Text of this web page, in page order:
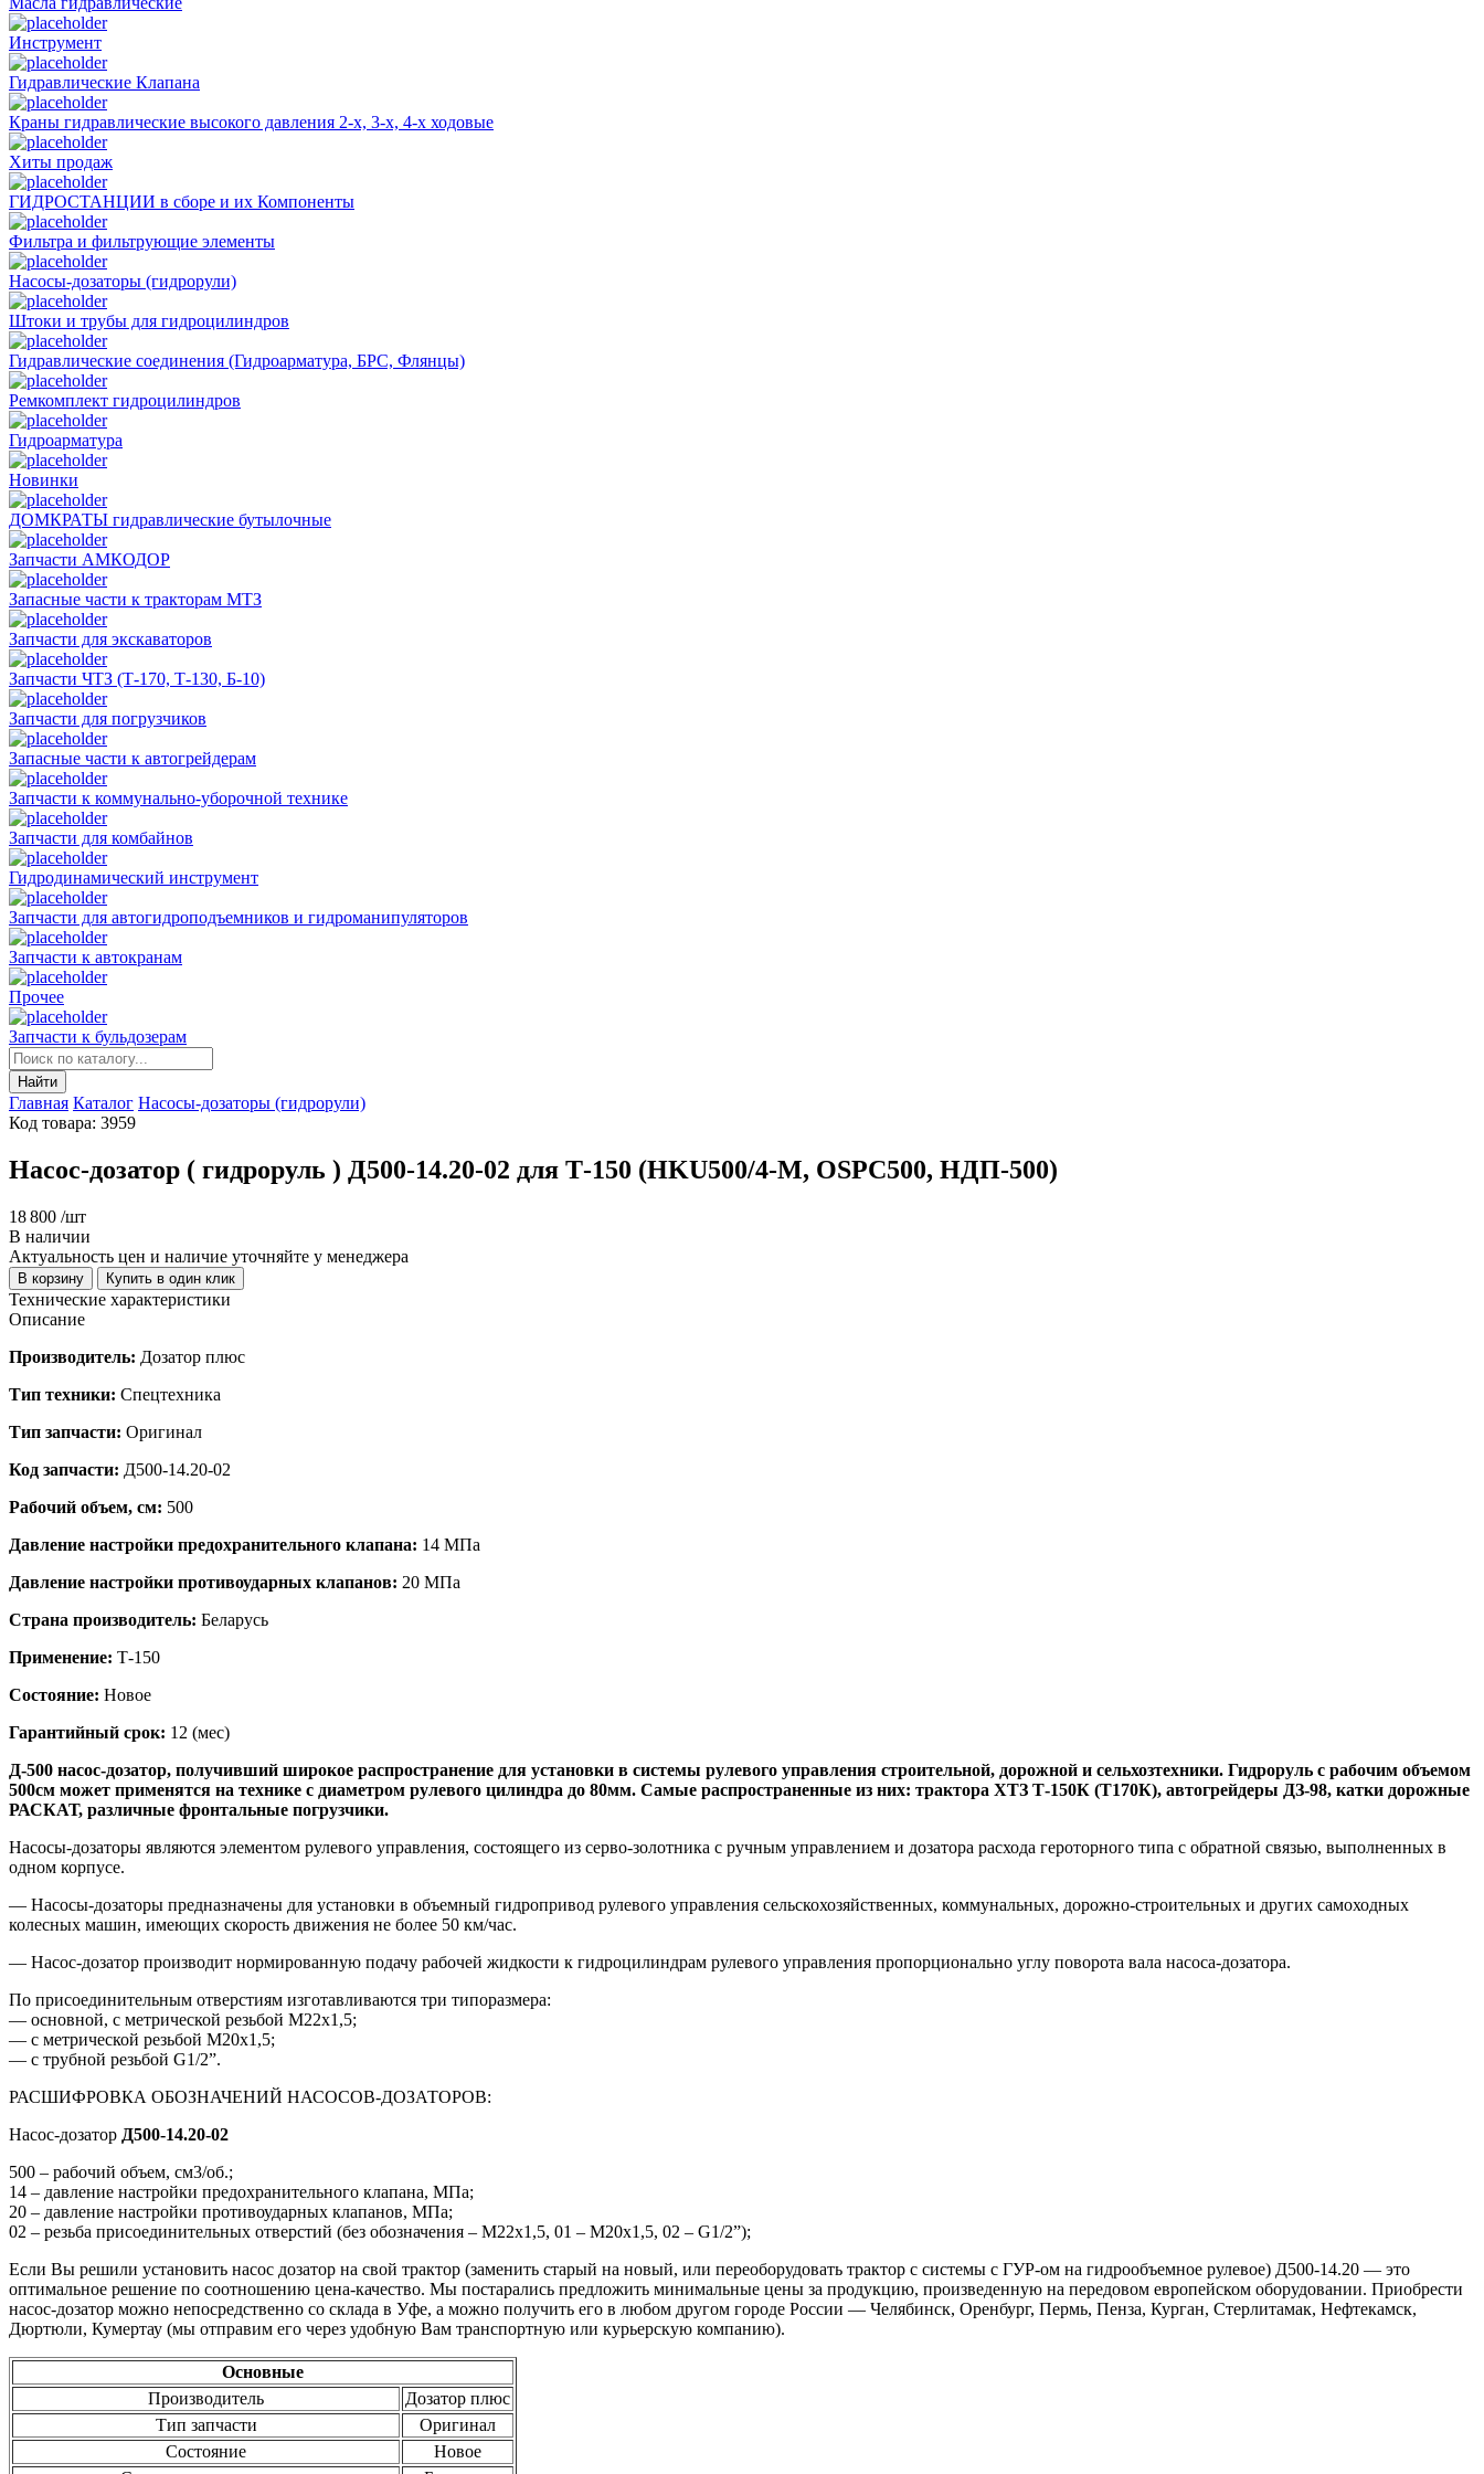
Инструмент
Гидравлические Клапана
Краны гидравлические высокого давления 2-х, 3-х, 4-х ходовые
Хиты продаж
ГИДРОСТАНЦИИ в сборе и их Компоненты
Фильтра и фильтрующие элементы
Насосы-дозаторы (гидрорули)
Штоки и трубы для гидроцилиндров
Гидравлические соединения (Гидроарматура, БРС, Флянцы)
Ремкомплект гидроцилиндров
Гидроарматура
Новинки
ДОМКРАТЫ гидравлические бутылочные
Запчасти АМКОДОР
Запасные части к тракторам МТЗ
Запчасти для экскаваторов
Запчасти ЧТЗ (Т-170, Т-130, Б-10)
Запчасти для погрузчиков
Запасные части к автогрейдерам
Запчасти к коммунально-уборочной технике
Запчасти для комбайнов
Гидродинамический инструмент
Запчасти для автогидроподъемников и гидроманипуляторов
Запчасти к автокранам
Прочее
Запчасти к бульдозерам
Найти
Главная Каталог Насосы-дозаторы (гидрорули)
Код товара: 3959
Насос-дозатор ( гидроруль ) Д500-14.20-02 для Т-150 (HKU500/4-М, OSPC500, НДП-500)
18 800 /шт
В наличии
Актуальность цен и наличие уточняйте у менеджера
В корзину Купить в один клик
Технические характеристики
Описание
Производитель: Дозатор плюс
Тип техники: Спецтехника
Тип запчасти: Оригинал
Код запчасти: Д500-14.20-02
Рабочий объем, см: 500
Давление настройки предохранительного клапана: 14 МПа
Давление настройки противоударных клапанов: 20 МПа
Страна производитель: Беларусь
Применение: Т-150
Состояние: Новое
Гарантийный срок: 12 (мес)
Д-500 насос-дозатор, получивший широкое распространение для установки в системы рулевого управления строительной, дорожной и сельхозтехники. Гидроруль с рабочим объемом
500см может применятся на технике с диаметром рулевого цилиндра до 80мм. Самые распространенные из них: трактора ХТЗ Т-150К (Т170К), автогрейдеры ДЗ-98, катки дорожные
РАСКАТ, различные фронтальные погрузчики.
Насосы-дозаторы являются элементом рулевого управления, состоящего из серво-золотника с ручным управлением и дозатора расхода героторного типа с обратной связью, выполненных в
одном корпусе.
— Насосы-дозаторы предназначены для установки в объемный гидропривод рулевого управления сельскохозяйственных, коммунальных, дорожно-строительных и других самоходных
колесных машин, имеющих скорость движения не более 50 км/час.
— Насос-дозатор производит нормированную подачу рабочей жидкости к гидроцилиндрам рулевого управления пропорционально углу поворота вала насоса-дозатора.
По присоединительным отверстиям изготавливаются три типоразмера:
— основной, с метрической резьбой М22х1,5;
— с метрической резьбой М20х1,5;
— с трубной резьбой G1/2”.
РАСШИФРОВКА ОБОЗНАЧЕНИЙ НАСОСОВ-ДОЗАТОРОВ:
Насос-дозатор Д500-14.20-02
500 – рабочий объем, см3/об.;
14 – давление настройки предохранительного клапана, МПа;
20 – давление настройки противоударных клапанов, МПа;
02 – резьба присоединительных отверстий (без обозначения – М22х1,5, 01 – М20х1,5, 02 – G1/2”);
Если Вы решили установить насос дозатор на свой трактор (заменить старый на новый, или переоборудовать трактор с системы с ГУР-ом на гидрообъемное рулевое) Д500-14.20 — это
оптимальное решение по соотношению цена-качество. Мы постарались предложить минимальные цены за продукцию, произведенную на передовом европейском оборудовании. Приобрести
насос-дозатор можно непосредственно со склада в Уфе, а можно получить его в любом другом городе России — Челябинск, Оренбург, Пермь, Пенза, Курган, Стерлитамак, Нефтекамск,
Дюртюли, Кумертау (мы отправим его через удобную Вам транспортную или курьерскую компанию).
Основные
Производитель
Дозатор плюс
Тип запчасти
Оригинал
Состояние
Новое